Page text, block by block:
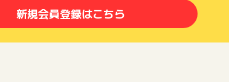
新規会員登録はこちら